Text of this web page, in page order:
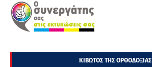
ΚΙΒΩΤΟΣ ΤΗΣ ΟΡΘΟΔΟΞΙΑΣ